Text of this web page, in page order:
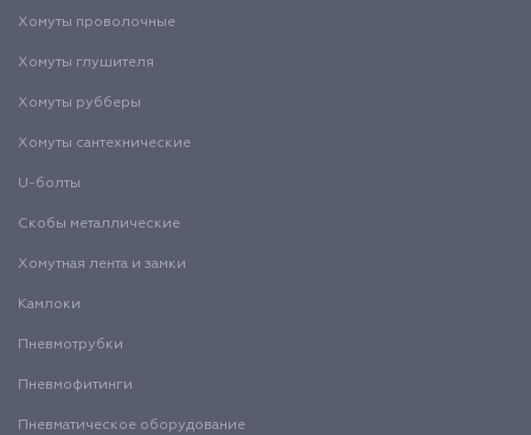
Хомуты проволочные
Хомуты глушителя
Хомуты рубберы
Хомуты сантехнические
U-болты
Скобы металлические
Хомутная лента и замки
Камлоки
Пневмотрубки
Пневмофитинги
Пневматическое оборудование